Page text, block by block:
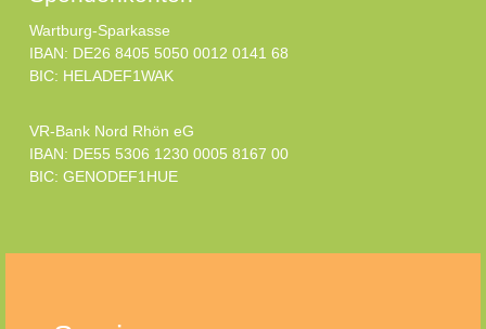
Wartburg-Sparkasse
IBAN: DE26 8405 5050 0012 0141 68
BIC: HELADEF1WAK
VR-Bank Nord Rhön eG
IBAN: DE55 5306 1230 0005 8167 00
BIC: GENODEF1HUE